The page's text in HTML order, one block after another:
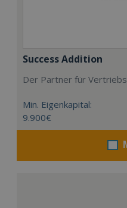
Success Addition
Der Partner für
Min. Eigenkapital:
9.900€